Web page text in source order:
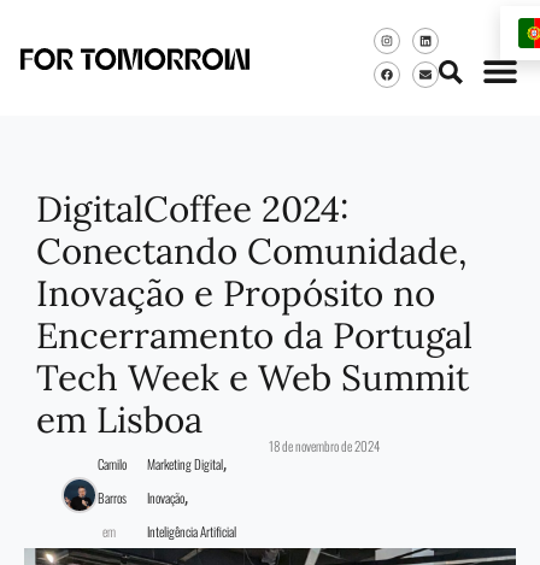
DigitalCoffee 2024:
Conectando Comunidade,
Inovação e Propósito no
Encerramento da Portugal
Tech Week e Web Summit
em Lisboa
Camilo
Barros
em
Marketing Digital,
Inovação,
Inteligência Artificial
18 de novembro de 2024